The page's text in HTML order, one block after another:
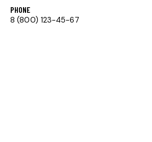
PHONE
8 (800) 123-45-67